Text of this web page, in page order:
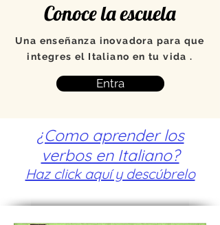
Conoce la escuela
Una enseñanza inovadora para que
integres el Italiano en tu vida .
Entra
¿Como aprender los
verbos en Italiano?
Haz click aquí y descúbrelo